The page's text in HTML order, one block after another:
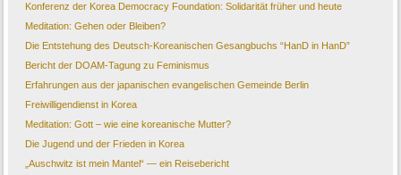
Konferenz der Korea Democracy Foundation: Solidarität früher und heute
Meditation: Gehen oder Bleiben?
Die Entstehung des Deutsch-Koreanischen Gesangbuchs “HanD in HanD”
Bericht der DOAM-Tagung zu Feminismus
Erfahrungen aus der japanischen evangelischen Gemeinde Berlin
Freiwilligendienst in Korea
Meditation: Gott – wie eine koreanische Mutter?
Die Jugend und der Frieden in Korea
„Auschwitz ist mein Mantel“ — ein Reisebericht